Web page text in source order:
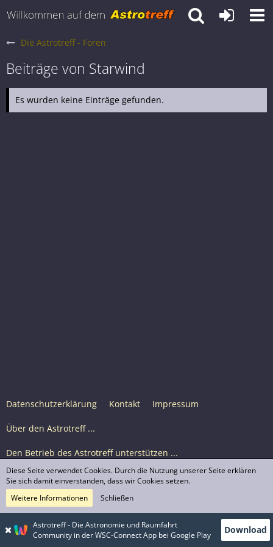
Die Astrotreff - Foren
Beiträge von Starwind
Es wurden keine Einträge gefunden.
Datenschutzerklärung Kontakt Impressum
Über den Astrotreff ...
Den Betrieb des Astrotreff unterstützen ...
Nutzungsbedingungen
© Astrotreff 2001-2026, lizenziert unter CC BY-SA,
sofern für einzelne Inhalte nicht anders angegeben
Astrotreff - Die Astronomie und Raumfahrt
Community in der WSC-Connect App bei Google Play
Download
Diese Seite verwendet Cookies. Durch die Nutzung unserer Seite erklären
Sie sich damit einverstanden, dass wir Cookies setzen.
Weitere Informationen
Schließen